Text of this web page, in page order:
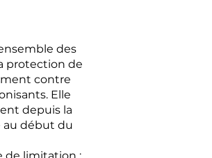
des
protection de
contre
Elle
depuis la
au début du